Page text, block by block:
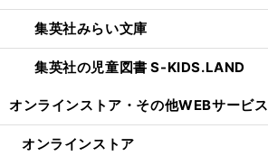
集英社みらい文庫
集英社の児童図書 S-KIDS.LAND
オンラインストア・ その他WEBサービス
オンラインストア